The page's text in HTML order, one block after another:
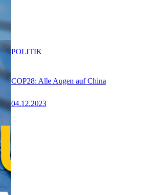
COP28: Alle Augen auf China
04.12.2023
POLITIK